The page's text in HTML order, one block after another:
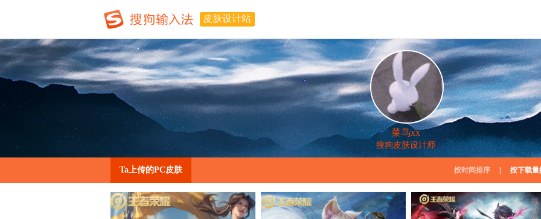
皮肤设计站
菜鸟xx
搜狗皮肤设计师
Ta上传的PC皮肤 按时间排序 按下载量